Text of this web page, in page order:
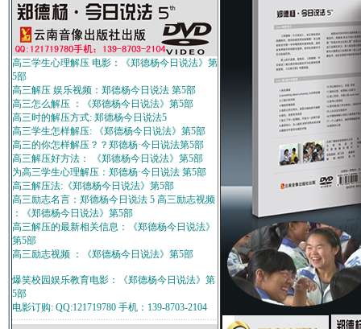
高三学生心理解压 电影：《郑德杨今日说法》第
5部
高三解压 娱乐视频：郑德杨今日说法 第5部
高三怎么解压 ：《郑德杨今日说法》第5部
高三时的解压方式: 郑德杨今日说法5
高三学生怎样解压: 《郑德杨今日说法》第5部
高三的你怎样解压？？郑德杨·今日说法第5部
高三解压好方法： 《郑德杨今日说法》第5部
为高三学生心理解压：郑德杨·今日说法 第5部
高三解压法:《郑德杨今日说法》第5部
高三励志名言：郑德杨今日说法 5 高三励志视频
：《郑德杨今日说法》第5部
高三解压的最新相关信息：《郑德杨今日说法》
第5部
高三励志视频 ：《郑德杨今日说法》第5部
爆笑校园娱乐教育电影：《郑德杨今日说法》第
5部
电影订购: QQ:121719780 手机：139-8703-2104